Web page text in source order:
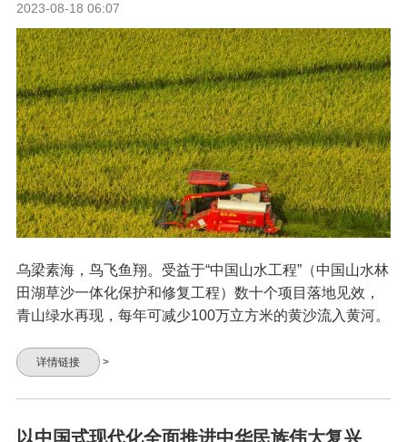
2023-08-18 06:07
乌梁素海，鸟飞鱼翔。受益于“中国山水工程”（中国山水林
田湖草沙一体化保护和修复工程）数十个项目落地见效，
青山绿水再现，每年可减少100万立方米的黄沙流入黄河。
详情链接 >
以中国式现代化全面推进中华民族伟大复兴